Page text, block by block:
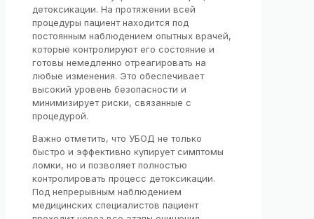
детоксикации. На протяжении всей
процедуры пациент находится под
постоянным наблюдением опытных врачей,
которые контролируют его состояние и
готовы немедленно отреагировать на
любые изменения. Это обеспечивает
высокий уровень безопасности и
минимизирует риски, связанные с
процедурой.
Важно отметить, что УБОД не только
быстро и эффективно купирует симптомы
ломки, но и позволяет полностью
контролировать процесс детоксикации.
Под непрерывным наблюдением
медицинских специалистов пациент